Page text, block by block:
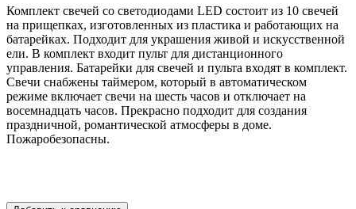
Комплект свечей со светодиодами LED состоит из 10 свечей
на прищепках, изготовленных из пластика и работающих на
батарейках. Подходит для украшения живой и искусственной
ели. В комплект входит пульт для дистанционного
управления. Батарейки для свечей и пульта входят в комплект.
Свечи снабжены таймером, который в автоматическом
режиме включает свечи на шесть часов и отключает на
восемнадцать часов. Прекрасно подходит для создания
праздничной, романтической атмосферы в доме.
Пожаробезопасны.